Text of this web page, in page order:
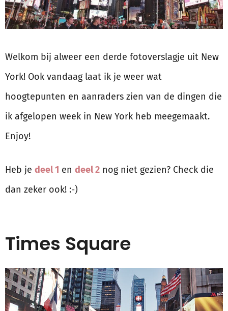
Welkom bij alweer een derde fotoverslagje uit New
York! Ook vandaag laat ik je weer wat
hoogtepunten en aanraders zien van de dingen die
ik afgelopen week in New York heb meegemaakt.
Enjoy!
Heb je deel 1 en deel 2 nog niet gezien? Check die
dan zeker ook! :-)
Times Square